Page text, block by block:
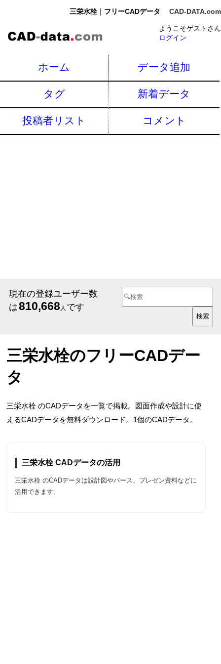
三栄水栓｜フリーCADデータ CAD-DATA.com
ようこそゲストさん
ログイン
ホーム データ追加
タグ 新着データ
投稿者リスト コメント
現在の登録ユーザー数
は810,668 人 です
三栄水栓のフリーCADデー
タ
三栄水栓 のCADデータを一覧で掲載。図面作成や設計に使
えるCADデータを無料ダウンロード。1個のCADデータ。
三栄水栓 CADデータの活用
三栄水栓 のCADデータは設計図やパース、プレゼン資料などに
活用できます。